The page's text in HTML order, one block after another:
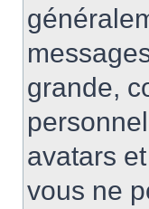
grande,
avatars
vous ne